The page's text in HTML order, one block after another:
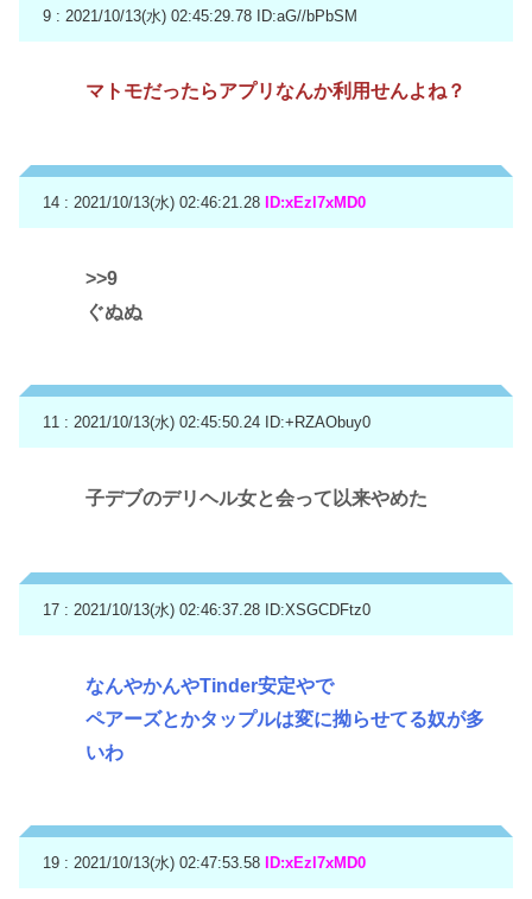
9 : 2021/10/13(水) 02:45:29.78 ID:aG//bPbSM
マトモだったらアプリなんか利用せんよね？
14 : 2021/10/13(水) 02:46:21.28 ID:xEzl7xMD0
>>9
ぐぬぬ
11 : 2021/10/13(水) 02:45:50.24 ID:+RZAObuy0
子デブのデリヘル女と会って以来やめた
17 : 2021/10/13(水) 02:46:37.28 ID:XSGCDFtz0
なんやかんやTinder安定やで
ペアーズとかタップルは変に拗らせてる奴が多
いわ
19 : 2021/10/13(水) 02:47:53.58 ID:xEzl7xMD0